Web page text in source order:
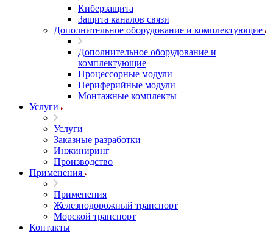
Киберзащита
Защита каналов связи
Дополнительное оборудование и комплектующие
Дополнительное оборудование и
комплектующие
Процессорные модули
Периферийные модули
Монтажные комплекты
Услуги
Услуги
Заказные разработки
Инжиниринг
Производство
Применения
Применения
Железнодорожный транспорт
Морской транспорт
Контакты